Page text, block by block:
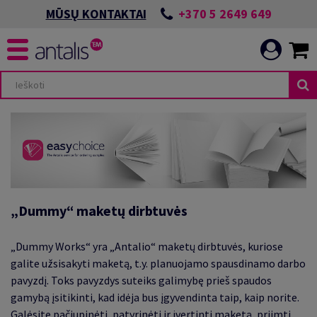
MŪSŲ KONTAKTAI +370 5 2649 649
„Dummy“ maketų dirbtuvės
„Dummy Works“ yra „Antalio“ maketų dirbtuvės, kuriose
galite užsisakyti maketą, t.y. planuojamo spausdinamo darbo
pavyzdį. Toks pavyzdys suteiks galimybę prieš spaudos
gamybą įsitikinti, kad idėja bus įgyvendinta taip, kaip norite.